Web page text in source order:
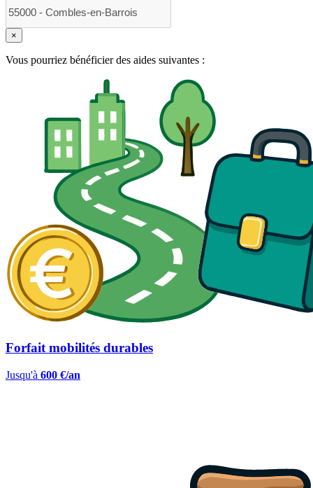
×
Vous pourriez bénéficier des aides suivantes :
Forfait mobilités durables
Jusqu'à 600 €/an